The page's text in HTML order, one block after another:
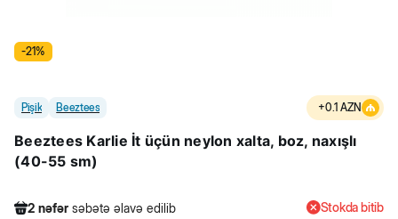
-21%
Pişik Beeztees +0.1 AZN
Beeztees Karlie İt üçün neylon xalta, boz, naxışlı
(40-55 sm)
2 nəfər səbətə əlavə edilib
Stokda bitib